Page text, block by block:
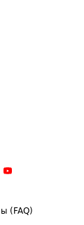
(FAQ)